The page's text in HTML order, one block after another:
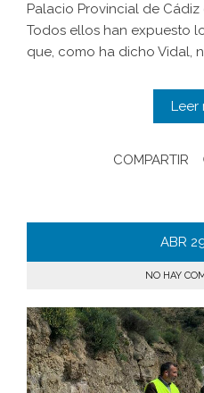
Palacio Provincial de
Todos ellos han expuesto
que, como ha dicho Vidal,
Leer
COMPARTIR
ABR
NO HAY